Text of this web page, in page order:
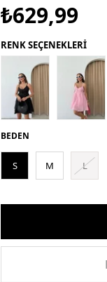
₺629,99
RENK SEÇENEKLERİ
BEDEN
S M L